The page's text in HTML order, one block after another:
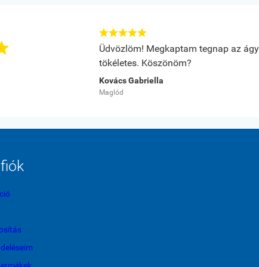

Üdvözlöm! Megkaptam tegnap az
tökéletes. Köszönöm?
Kovács Gabriella
Maglód